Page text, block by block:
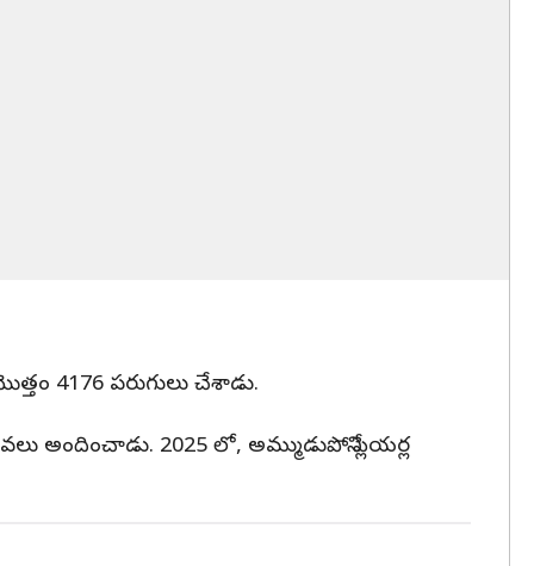
4176 పరుగులు చేశాడు.
అందించాడు. 2025 లో, అమ్ముడుపోని ప్లేయర్ల